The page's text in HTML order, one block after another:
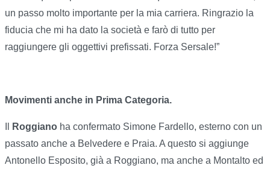
un passo molto importante per la mia carriera. Ringrazio la
fiducia che mi ha dato la società e farò di tutto per
raggiungere gli oggettivi prefissati. Forza Sersale!”
Movimenti anche in Prima Categoria.
Roggiano ha confermato Simone Fardello, esterno con un
passato anche a Belvedere e Praia. A questo si aggiunge
Antonello Esposito, già a Roggiano, ma anche a Montalto ed